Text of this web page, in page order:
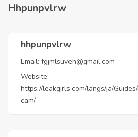
(Oficinas)
(Industrial)
(Casos de Éxito)
Hhpunpvlrw
hhpunpvlrw
Email: fgjmlsuveh@gmail.com
Website:
https://leakgirls.com/langs/ja/
cam/